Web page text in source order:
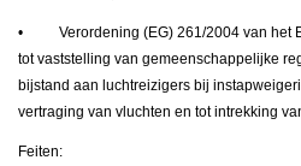
• Verordening (EG) 261/2004 van het
tot vaststelling van gemeenschappelijke
bijstand aan luchtreizigers bij
vertraging van vluchten en tot intrekking
Feiten: